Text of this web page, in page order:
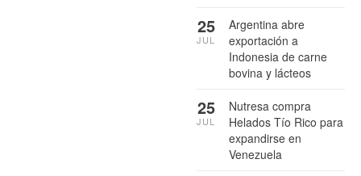
Argentina abre
exportación a
Indonesia de carne
bovina y lácteos
25
JUL
Nutresa compra
Helados Tío Rico para
expandirse en
Venezuela
25
JUL